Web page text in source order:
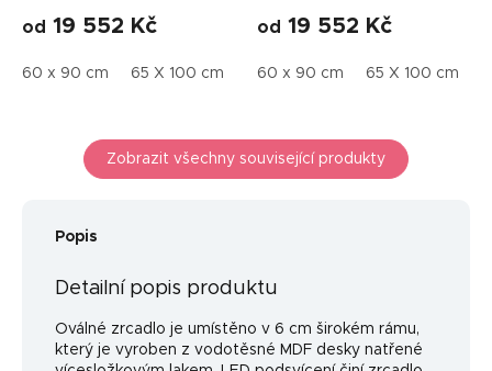
od 19 552 Kč
60 x 90 cm 65 X 100 cm 70 x 110 cm 75 X 120 cm
od 19 552 Kč
60 x 90 cm 65 X 100 cm
Zobrazit všechny související produkty
Popis
Detailní popis produktu
Oválné zrcadlo je umístěno v 6 cm širokém rámu,
který je vyroben z vodotěsné MDF desky natřené